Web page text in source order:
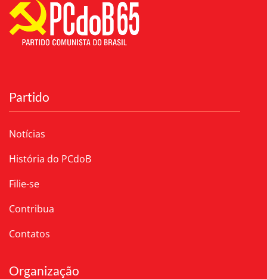
Partido
Notícias
História do PCdoB
Filie-se
Contribua
Contatos
Organização